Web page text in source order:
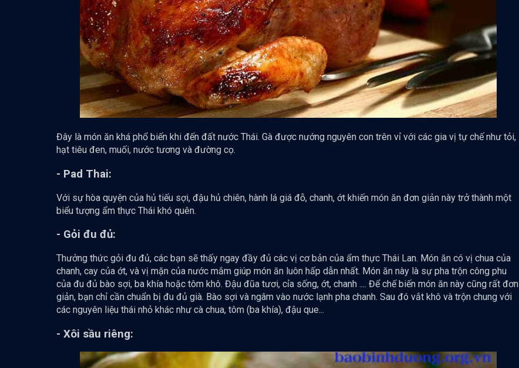
Đây là món ăn khá phổ biến khi đến đất nước Thái. Gà được nướng nguyên con trên vỉ với các gia vị tự chế như tỏi,
hạt tiêu đen, muối, nước tương và đường cọ.
- Pad Thai:
Với sự hòa quyện của hủ tiếu sợi, đậu hủ chiên, hành lá giá đỗ, chanh, ớt khiến món ăn đơn giản này trở thành một
biểu tượng ẩm thực Thái khó quên.
- Gỏi đu đủ:
Thưởng thức gỏi đu đủ, các bạn sẽ thấy ngay đầy đủ các vị cơ bản của ẩm thực Thái Lan. Món ăn có vị chua của
chanh, cay của ớt, và vị mặn của nước mắm giúp món ăn luôn hấp dẫn nhất. Món ăn này là sự pha trộn công phu
của đu đủ bào sợi, ba khía hoặc tôm khô. Đậu đũa tươi, cỉa sống, ớt, chanh .... Để chế biến món ăn này cũng rất đơn
giản, bạn chỉ cần chuẩn bị đu đủ già. Bào sợi và ngâm vào nước lạnh pha chanh. Sau đó vắt khô và trộn chung với
các nguyên liệu thái nhỏ khác như cà chua, tôm (ba khía), đậu que...
- Xôi sầu riêng: